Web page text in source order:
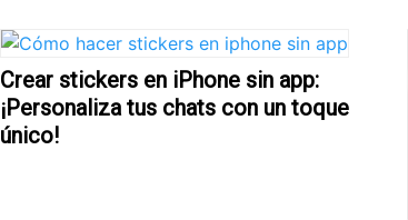
Crear stickers en iPhone sin app:
¡Personaliza tus chats con un toque
único!